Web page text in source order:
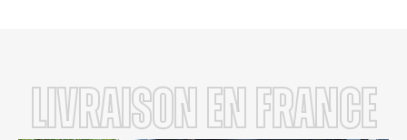
LIVRAISON en FRANCE